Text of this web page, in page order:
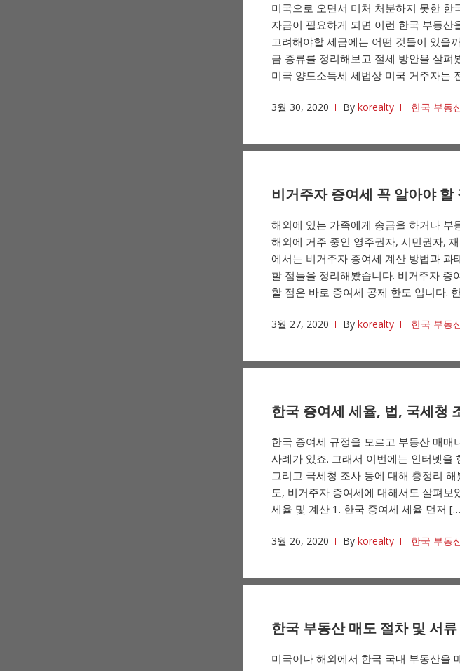
미국으로 오면서 미처 처분하지 못한
자금이 필요하게 되면 이런 한국 부동산
고려해야할 세금에는 어떤 것들이 있을
금 종류를 정리해보고 절세 방안을 살펴
미국 양도소득세 세법상 미국 거주자는
3월 30, 2020 By korealty 한국 부동
비거주자 증여세 꼭 알아야
해외에 있는 가족에게 송금을 하거나 부
해외에 거주 중인 영주권자, 시민권자,
에서는 비거주자 증여세 계산 방법과
할 점들을 정리해봤습니다. 비거주자 증
할 점은 바로 증여세 공제 한도 입니다.
3월 27, 2020 By korealty 한국 부동
한국 증여세 세율, 법, 국세청
한국 증여세 규정을 모르고 부동산 매
사례가 있죠. 그래서 이번에는 인터넷을
그리고 국세청 조사 등에 대해 총정리
도, 비거주자 증여세에 대해서도 살펴
세율 및 계산 1. 한국 증여세 세율 먼저
3월 26, 2020 By korealty 한국 부동
한국 부동산 매도 절차 및 서
미국이나 해외에서 한국 국내 부동산을